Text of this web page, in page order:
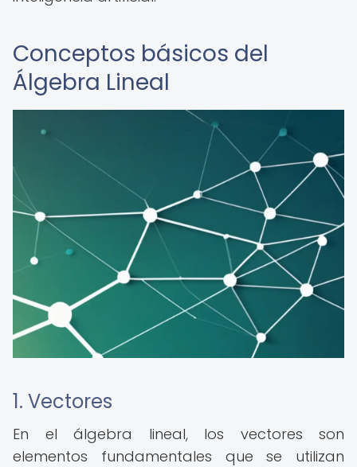
Conceptos básicos del
Álgebra Lineal
1. Vectores
En el álgebra lineal, los vectores son
elementos fundamentales que se utilizan